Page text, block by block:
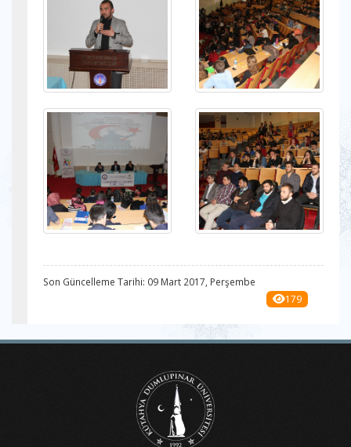
Son Güncelleme Tarihi: 09 Mart 2017, Perşembe
179